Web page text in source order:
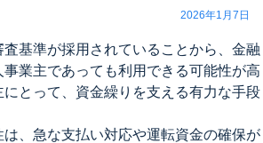
2026年1月7日
基準が採用されていることから、金融
業主であっても利用できる可能性が高
とって、資金繰りを支える有力な手段
、急な支払い対応や運転資金の確保が